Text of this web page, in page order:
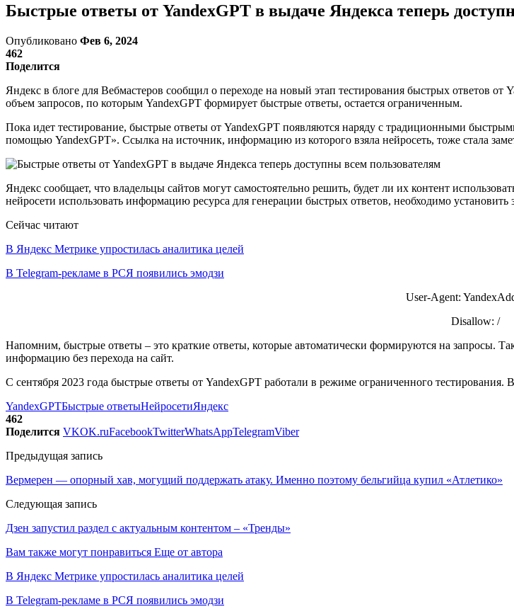
Быстрые ответы от YandexGPT в выдаче Яндекса теперь
Опубликовано Фев 6, 2024
462
Поделится
Яндекс в блоге для Вебмастеров сообщил о переходе на новый этап тестирования быстрых ответов от
объем запросов, по которым YandexGPT формирует быстрые ответы, остается ограниченным.
Пока идет тестирование, быстрые ответы от YandexGPT появляются наряду с традиционными
помощью YandexGPT». Ссылка на источник, информацию из которого взяла нейросеть, тоже стала
Яндекс сообщает, что владельцы сайтов могут самостоятельно решить, будет ли их контент
нейросети использовать информацию ресурса для генерации быстрых ответов, необходимо
Сейчас читают
В Яндекс Метрике упростилась аналитика целей
В Telegram-рекламе в РСЯ появились эмодзи
User-Agent:
Disallow: /
Напомним, быстрые ответы – это краткие ответы, которые автоматически формируются на запросы.
информацию без перехода на сайт.
С сентября 2023 года быстрые ответы от YandexGPT работали в режиме ограниченного тестирования.
YandexGPTБыстрые ответыНейросетиЯндекс
462
Поделится VKOK.ruFacebookTwitterWhatsAppTelegramViber
Предыдущая запись
Вермерен — опорный хав, могущий поддержать атаку. Именно поэтому бельгийца купил «Атлетико»
Следующая запись
Дзен запустил раздел с актуальным контентом – «Тренды»
Вам также могут понравиться Еще от автора
В Яндекс Метрике упростилась аналитика целей
В Telegram-рекламе в РСЯ появились эмодзи